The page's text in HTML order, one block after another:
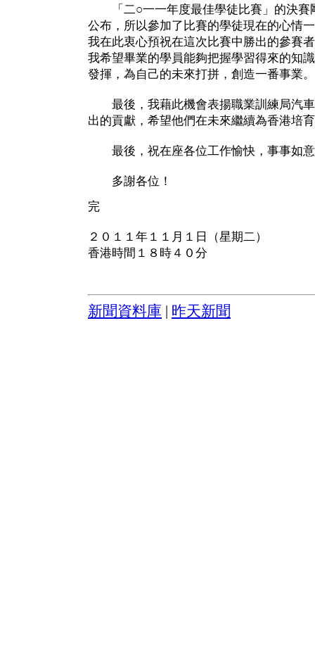
「二○一一年度最佳學徒比賽」的決賽
公布，所以參加了比賽的學徒現在的心情
我在此衷心預祝在這次比賽中勝出的參賽
我希望畢業的學員能夠把握學習得來的知
發揮，為自己的未來打拼，創造一番事業。
最後，我藉此機會表揚職業訓練局汽車
出的貢獻，希望他們在未來繼續為香港培
最後，祝在座各位工作愉快，事事如
多謝各位！
完
２０１１年１１月１日（星期二）
香港時間１８時４０分
新聞資料庫 昨天新聞